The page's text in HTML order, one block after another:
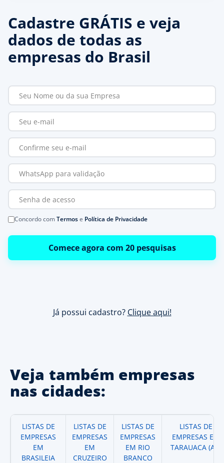
Cadastre GRÁTIS e veja
dados de todas as
empresas do Brasil
Concordo comTermose Política de Privacidade
Comece agora com 20 pesquisas
Já possui cadastro? Clique aqui!
Veja também empresas
nas cidades:
LISTAS DE
EMPRESAS
EM
BRASILEIA
LISTAS DE
EMPRESAS
EM
CRUZEIRO
LISTAS DE
EMPRESAS
EM RIO
BRANCO
LISTAS DE
EMPRESAS EM
TARAUACA (AC)